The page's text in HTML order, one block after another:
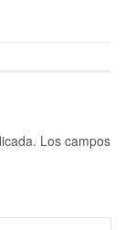
Los campos